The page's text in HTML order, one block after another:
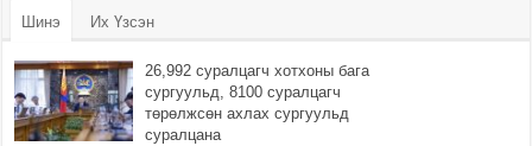
Шинэ Их Үзсэн
26,992 суралцагч хотхоны бага
сургуульд, 8100 суралцагч
төрөлжсөн ахлах сургуульд
суралцана